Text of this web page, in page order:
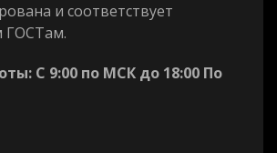
и соответствует
ГОСТам.
С 9:00 по МСК до 18:00 По